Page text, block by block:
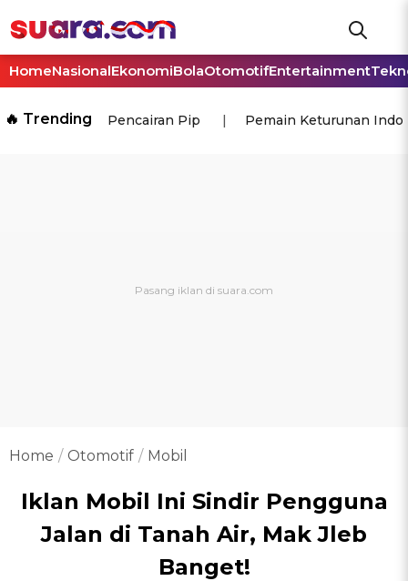
HomeNasionalEkonomiBolaOtomotifEntertainment
🔥 Trending Pencairan Pip Pemain Keturunan
Home Otomotif Mobil
Iklan Mobil Ini Sindir Pengguna
Jalan di Tanah Air, Mak Jleb
Banget!